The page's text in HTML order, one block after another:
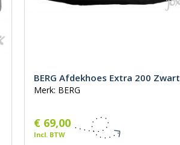
BERG Afdekhoes Extra 200 Zwart
Merk: BERG
€ 69,00
Incl. BTW